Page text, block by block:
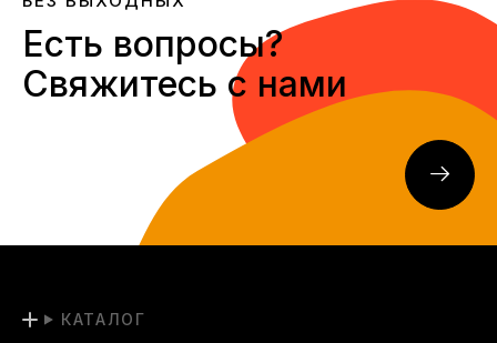
Есть вопросы?
Свяжитесь с нами
КАТАЛОГ